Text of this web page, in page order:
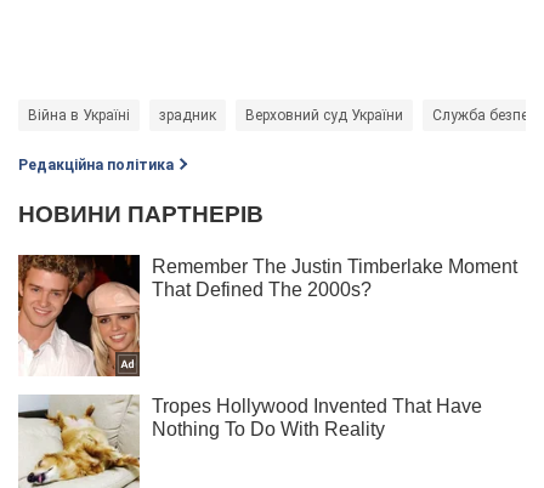
Війна в Україні зрадник Верховний суд України Служба
Редакційна політика